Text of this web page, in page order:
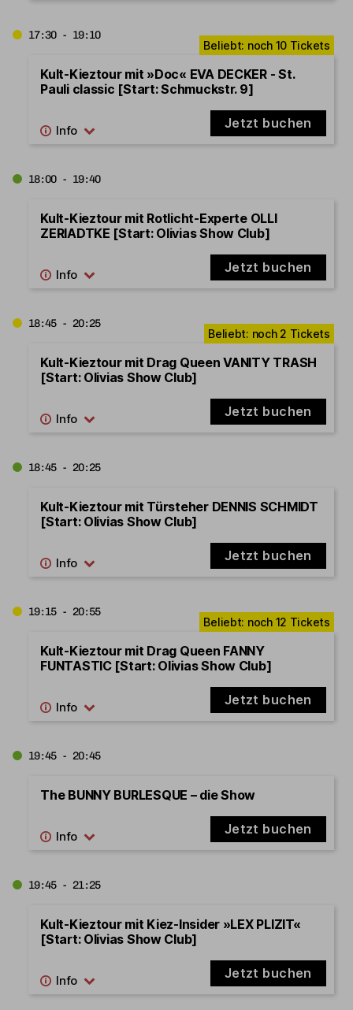
17:30 - 19:10
Kult-Kieztour mit »Doc« EVA DECKER - St.
Pauli classic [Start: Schmuckstr. 9]
Jetzt buchen
18:00 - 19:40
Kult-Kieztour mit Rotlicht-Experte OLLI
ZERIADTKE [Start: Olivias Show Club]
Jetzt buchen
18:45 - 20:25
Kult-Kieztour mit Drag Queen VANITY TRASH
[Start: Olivias Show Club]
Jetzt buchen
18:45 - 20:25
Kult-Kieztour mit Türsteher DENNIS SCHMIDT
[Start: Olivias Show Club]
Jetzt buchen
19:15 - 20:55
Kult-Kieztour mit Drag Queen FANNY
FUNTASTIC [Start: Olivias Show Club]
Jetzt buchen
19:45 - 20:45
The BUNNY BURLESQUE – die Show
Jetzt buchen
19:45 - 21:25
Kult-Kieztour mit Kiez-Insider »LEX PLIZIT«
[Start: Olivias Show Club]
Jetzt buchen